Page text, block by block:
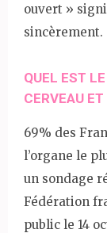
ouvert »
sincèrement.
QUEL EST
CERVEAU
69% des
l’organe le
un sondage
Fédération
public le 14